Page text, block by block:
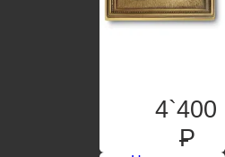
4`400
P